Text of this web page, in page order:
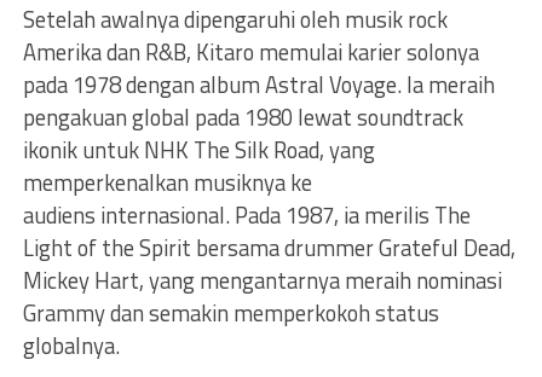
Setelah awalnya dipengaruhi oleh musik rock
Amerika dan R&B, Kitaro memulai karier solonya
pada 1978 dengan album Astral Voyage. Ia meraih
pengakuan global pada 1980 lewat soundtrack
ikonik untuk NHK The Silk Road, yang
memperkenalkan musiknya ke
audiens internasional. Pada 1987, ia merilis The
Light of the Spirit bersama drummer Grateful Dead,
Mickey Hart, yang mengantarnya meraih nominasi
Grammy dan semakin memperkokoh status
globalnya.